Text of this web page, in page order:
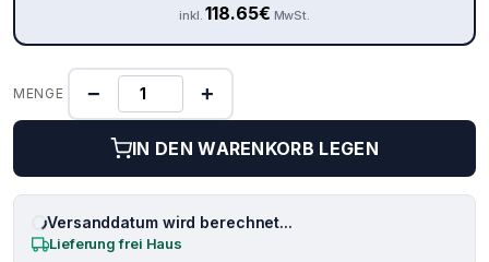
inkl.118.65€ MwSt.
MENGE − +
IN DEN WARENKORB LEGEN
Versanddatum wird berechnet...
Lieferung frei Haus